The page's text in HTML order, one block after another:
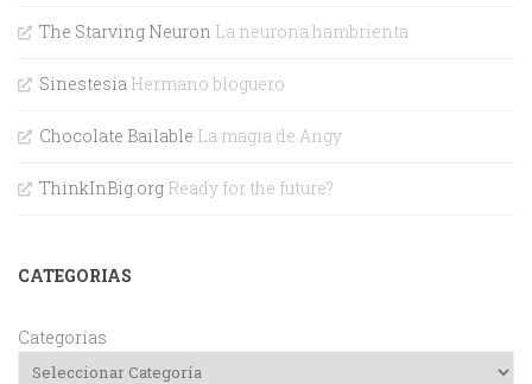
The Starving Neuron La neurona hambrienta
Sinestesia Hermano bloguero
Chocolate Bailable La magia de Angy
ThinkInBig.org Ready for the future?
CATEGORIAS
Categorías